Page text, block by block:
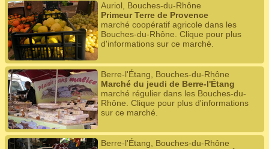
Auriol, Bouches-du-Rhône
Primeur Terre de Provence
marché coopératif agricole dans les
Bouches-du-Rhône. Clique pour plus
d'informations sur ce marché.
Berre-l'Étang, Bouches-du-Rhône
Marché du jeudi de Berre-l'Étang
marché régulier dans les Bouches-du-
Rhône. Clique pour plus d'informations
sur ce marché.
Berre-l'Étang, Bouches-du-Rhône